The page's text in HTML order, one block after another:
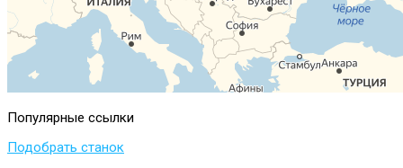
Популярные ссылки
Подобрать станок